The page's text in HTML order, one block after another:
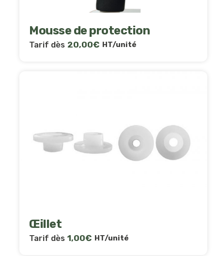
Mousse de protection
Tarif dès 20,00€ HT/unité
Œillet
Tarif dès 1,00€ HT/unité